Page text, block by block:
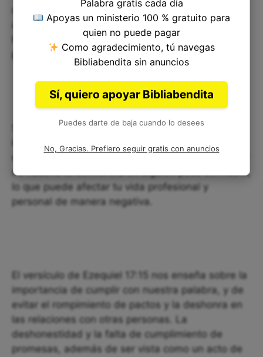
mantener nuestra palabra. Nuestra reputación es
algo muy importante y depende de nuestra
honestidad y honradez en las relaciones con las
personas.
Si quieres ser una persona que se destaca por su
intachable carácter, te recomendamos siempre
no hacerlo te convertirá en alguien poco confiable,
lo que puede afectar tu vida profesional y
personal de manera negativa.
El versículo de Ezequiel 17:15 nos enseña sobre la
importancia de cumplir con nuestra palabra, y de
evitar el rompimiento de pactos y la deshonra en
las relaciones con otras personas. La
deshonestidad y la falta de cumplimiento de
promesas, además de ser vista como un acto de
Palabra gratis cada día
Apoyas un ministerio 100 % gratuito para
quien no puede pagar
Como agradecimiento, tú navegas
Bibliabendita sin anuncios
Sí, quiero apoyar Bibliabendita
Puedes darte de baja cuando lo desees
No, Gracias. Prefiero seguir gratis con anuncios